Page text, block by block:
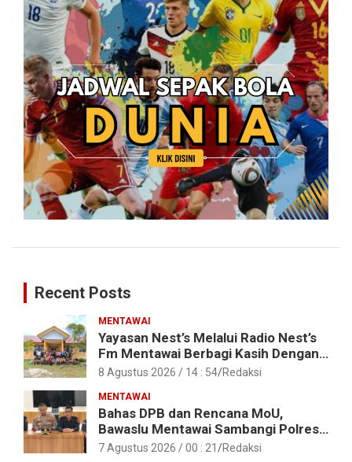
Recent Posts
MENTAWAI
Yayasan Nest’s Melalui Radio Nest’s
Fm Mentawai Berbagi Kasih Dengan
Anak – Anak Asrama SMAN 2 Sipora
8 Agustus 2026 / 14 : 54 Redaksi
MENTAWAI
Bahas DPB dan Rencana MoU,
Bawaslu Mentawai Sambangi Polres
Mentawai
7 Agustus 2026 / 00 : 21 Redaksi